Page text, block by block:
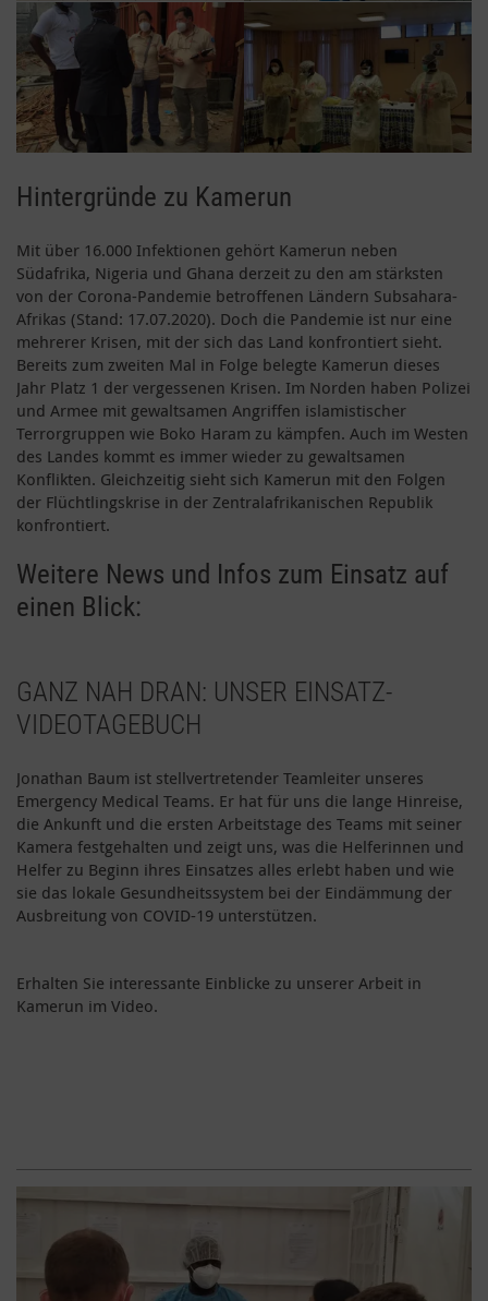
Hintergründe zu Kamerun
Mit über 16.000 Infektionen gehört Kamerun neben
Südafrika, Nigeria und Ghana derzeit zu den am stärksten
von der Corona-Pandemie betroffenen Ländern Subsahara-
Afrikas (Stand: 17.07.2020). Doch die Pandemie ist nur eine
mehrerer Krisen, mit der sich das Land konfrontiert sieht.
Bereits zum zweiten Mal in Folge belegte Kamerun dieses
Jahr Platz 1 der vergessenen Krisen. Im Norden haben Polizei
und Armee mit gewaltsamen Angriffen islamistischer
Terrorgruppen wie Boko Haram zu kämpfen. Auch im Westen
des Landes kommt es immer wieder zu gewaltsamen
Konflikten. Gleichzeitig sieht sich Kamerun mit den Folgen
der Flüchtlingskrise in der Zentralafrikanischen Republik
konfrontiert.
Weitere News und Infos zum Einsatz auf
einen Blick:
GANZ NAH DRAN: UNSER EINSATZ-
VIDEOTAGEBUCH
Jonathan Baum ist stellvertretender Teamleiter unseres
Emergency Medical Teams. Er hat für uns die lange Hinreise,
die Ankunft und die ersten Arbeitstage des Teams mit seiner
Kamera festgehalten und zeigt uns, was die Helferinnen und
Helfer zu Beginn ihres Einsatzes alles erlebt haben und wie
sie das lokale Gesundheitssystem bei der Eindämmung der
Ausbreitung von COVID-19 unterstützen.
Erhalten Sie interessante Einblicke zu unserer Arbeit in
Kamerun im Video.